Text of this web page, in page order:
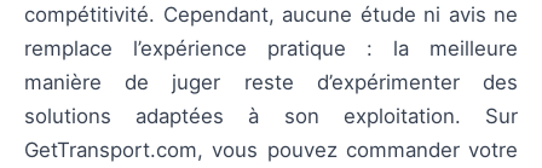
compétitivité. Cependant, aucune étude ni avis ne
remplace l’expérience pratique : la meilleure
manière de juger reste d’expérimenter des
solutions adaptées à son exploitation. Sur
GetTransport.com, vous pouvez commander votre